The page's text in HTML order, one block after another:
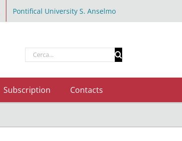
Pontifical University S. Anselmo
Cerca
Subscription Contacts